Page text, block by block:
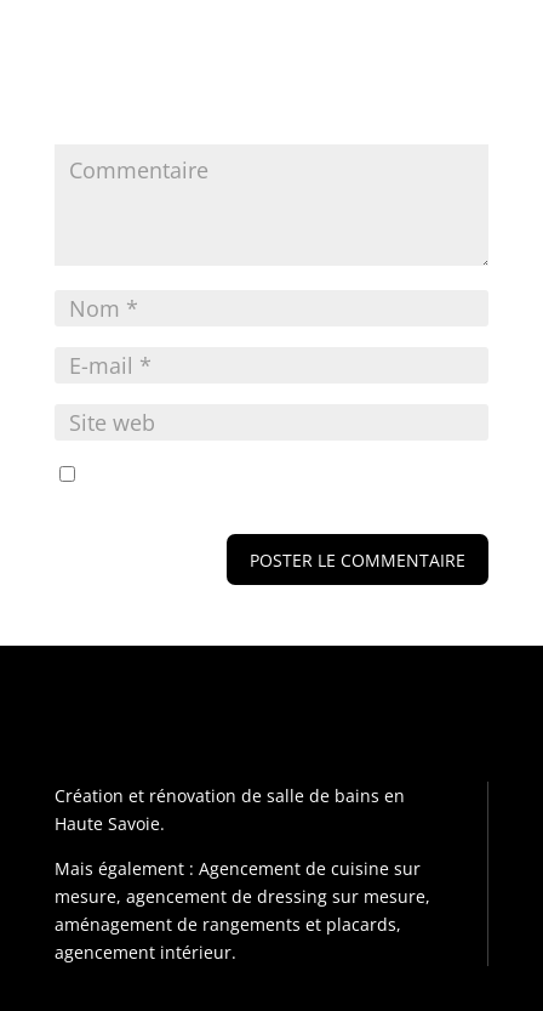
Création et rénovation de salle de bains en
Haute Savoie.
Mais également : Agencement de cuisine sur
mesure, agencement de dressing sur mesure,
aménagement de rangements et placards,
agencement intérieur.